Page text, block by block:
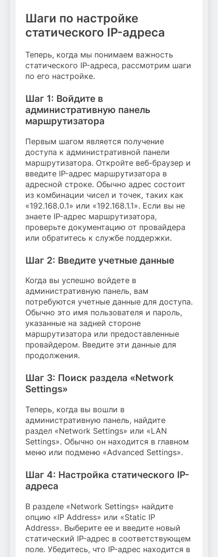
Шаги по настройке
статического IP-адреса
Теперь, когда мы понимаем важность
статического IP-адреса, рассмотрим шаги
по его настройке.
Шаг 1: Войдите в
административную панель
маршрутизатора
Первым шагом является получение
доступа к административной панели
маршрутизатора. Откройте веб-браузер и
введите IP-адрес маршрутизатора в
адресной строке. Обычно адрес состоит
из комбинации чисел и точек, таких как
«192.168.0.1» или «192.168.1.1». Если вы не
знаете IP-адрес маршрутизатора,
проверьте документацию от провайдера
или обратитесь к службе поддержки.
Шаг 2: Введите учетные данные
Когда вы успешно войдете в
административную панель, вам
потребуются учетные данные для доступа.
Обычно это имя пользователя и пароль,
указанные на задней стороне
маршрутизатора или предоставленные
провайдером. Введите эти данные для
продолжения.
Шаг 3: Поиск раздела «Network
Settings»
Теперь, когда вы вошли в
административную панель, найдите
раздел «Network Settings» или «LAN
Settings». Обычно он находится в главном
меню или подменю «Advanced Settings».
Шаг 4: Настройка статического IP-
адреса
В разделе «Network Settings» найдите
опцию «IP Address» или «Static IP
Address». Выберите ее и введите новый
статический IP-адрес в соответствующем
поле. Убедитесь, что IP-адрес находится в